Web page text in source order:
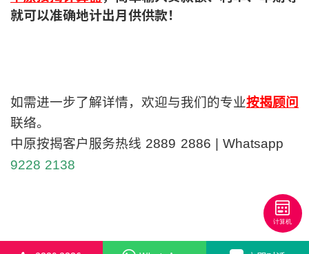
就可以准确地计出月供供款！
如需进一步了解详情，欢迎与我们的专业按揭顾问
联络。
中原按揭客户服务热线 2889 2886 | Whatsapp
9228 2138